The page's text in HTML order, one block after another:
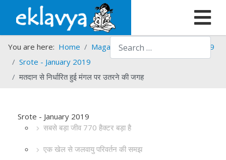
Search
You are here: Home Magazines Srote
Srote - 2019
Srote - January 2019
मतदान से निर्धारित हुई मंगल पर उतरने की जगह
Srote - January 2019
सबसे बड़ा जीव 770 हैक्टर बड़ा है
एक खेल से जलवायु परिवर्तन की समझ